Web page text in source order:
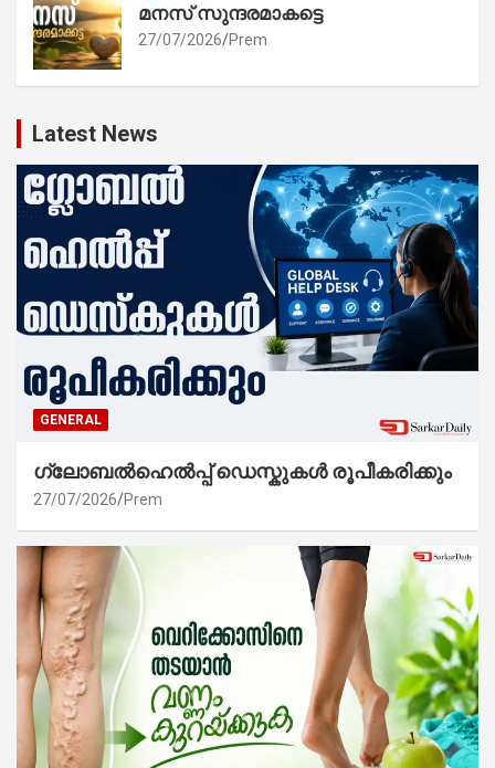
മനസ് സുന്ദരമാകട്ടെ
27/07/2026 Prem
Latest News
GENERAL
ഗ്ലോബൽഹെൽപ്പ് ഡെസ്കുകൾ രൂപീകരിക്കും
27/07/2026 Prem